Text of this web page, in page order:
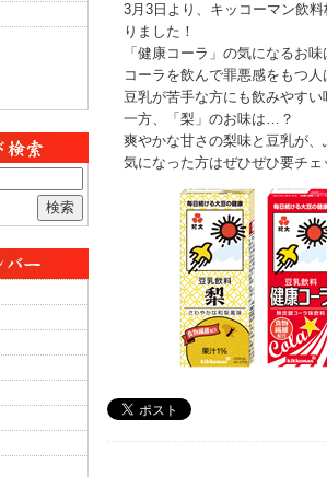
3月3日より、キッコーマン飲
りました！
「健康コーラ」の気になるお
コーラを飲んで罪悪感をもつ
豆乳が苦手な方にも飲みやすい
一方、「梨」のお味は…？
爽やかな甘さの梨味と豆乳が、
気になった方はぜひぜひ要チェ
検索